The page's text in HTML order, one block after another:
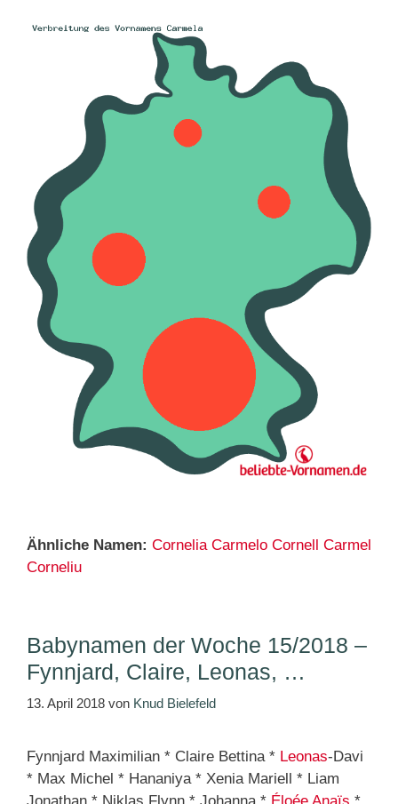
Ähnliche Namen: Cornelia Carmelo Cornell Carmel
Corneliu
Babynamen der Woche 15/2018 –
Fynnjard, Claire, Leonas, …
13. April 2018 von Knud Bielefeld
Fynnjard Maximilian * Claire Bettina * Leonas-Davi
* Max Michel * Hananiya * Xenia Mariell * Liam